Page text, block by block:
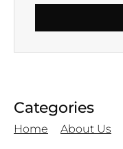
Categories
Home About Us